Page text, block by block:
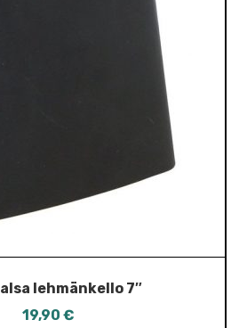
lehmänkello 7″
19,90 €